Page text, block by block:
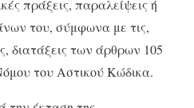
πράξεις, παραλείψεις ή
του, σύμφωνα με τις,
διατάξεις των άρθρων 105
του Αστικού Κώδικα.